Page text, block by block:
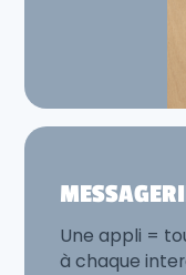
Une appli =
à chaque